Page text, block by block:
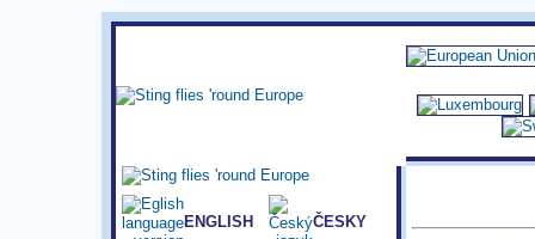
ENGLISH ČESKY